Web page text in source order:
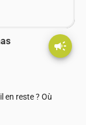
campaign
en reste ? Où